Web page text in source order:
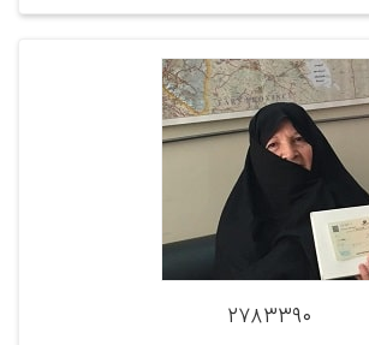
۲۷۸۳۳۹۰